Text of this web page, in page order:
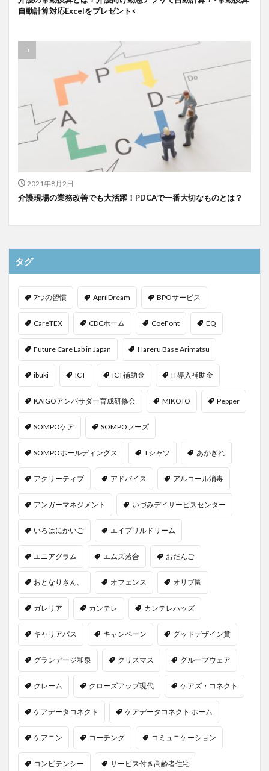
自動計算対応Excelをプレゼント<
2021年8月2日
介護現場の業務改善でも大活躍！PDCAで一番大切なものとは？
タグ
7つの習慣 AprilDream BPOサービス
CareTEX CDCホーム CoeFont EQ
Future Care Lab in Japan Hareru Base Arimatsu
ibuki ICT ICT補助金 IT導入補助金
KAIGOアンバサダー育成研修会 MIKOTO Pepper
SOMPOケア SOMPOフーズ
SOMPOホールディングス Tシャツ あかぎれ
アクリーティブ アドバイス アルコール消毒
アンガーマネジメント いづみデイサービスセンター
いろはにかいご エイプリルドリーム
エニアグラム エムズ落合 おだんご
おとなりさん。 オフェンス オリブ園
ガレリア カンテレ カンテレハッズ
キャリアパス キャンペーン グッドデザイン賞
グランデージ和泉 クリスマス グループウェア
クレーム クローズアップ現代 ケアズ・コネクト
ケアデータコネクト ケアデータコネクト ホーム
ケアニン コーチング コミュニケーション
コンピテンシー サービス付き高齢者住宅